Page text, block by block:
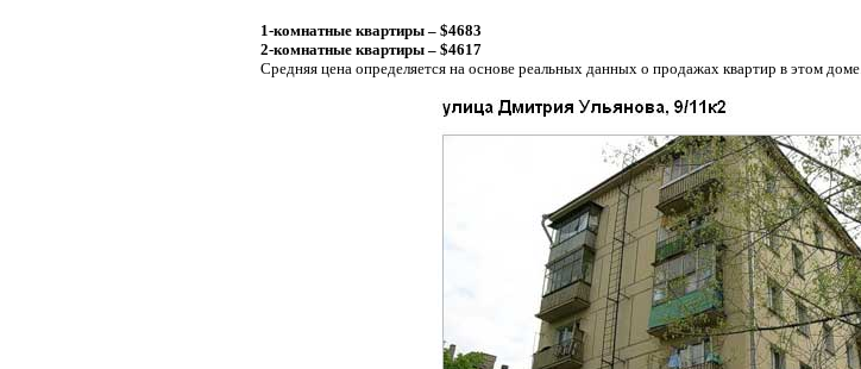
1-комнатные квартиры – $4683
2-комнатные квартиры – $4617
Средняя цена определяется на основе реальных данных о продажах квартир в этом доме.